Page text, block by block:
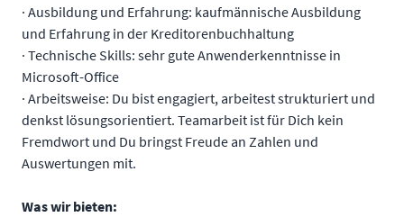
· Ausbildung und Erfahrung: kaufmännische Ausbildung
und Erfahrung in der Kreditorenbuchhaltung
· Technische Skills: sehr gute Anwenderkenntnisse in
Microsoft-Office
· Arbeitsweise: Du bist engagiert, arbeitest strukturiert und
denkst lösungsorientiert. Teamarbeit ist für Dich kein
Fremdwort und Du bringst Freude an Zahlen und
Auswertungen mit.
Was wir bieten: